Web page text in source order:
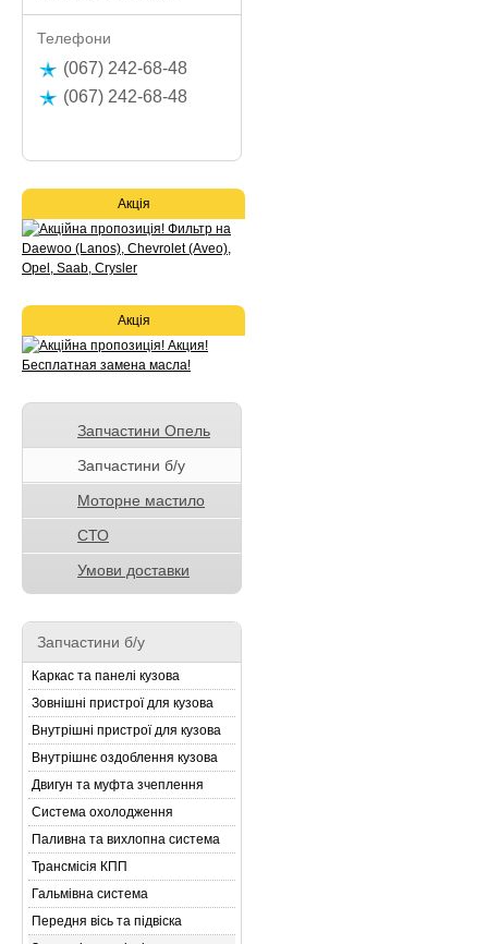
Телефони
(067) 242-68-48
(067) 242-68-48
Акція
Акція
Запчастини Опель
Запчастини б/у
Моторне мастило
СТО
Умови доставки
Запчастини б/у
Каркас та панелі кузова
Зовнішні пристрої для кузова
Внутрішні пристрої для кузова
Внутрішнє оздоблення кузова
Двигун та муфта зчеплення
Система охолодження
Паливна та вихлопна система
Трансмісія КПП
Гальмівна система
Передня вісь та підвіска